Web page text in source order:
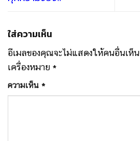
ใส่ความเห็น
อีเมลของคุณจะไม่แสดงให้คนอื่นเห็น
เครื่องหมาย *
ความเห็น *